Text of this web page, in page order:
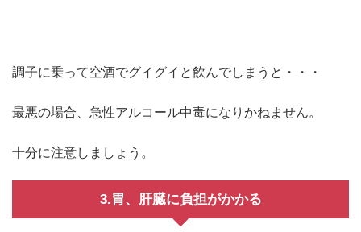
調子に乗って空酒でグイグイと飲んでしまうと・・・
最悪の場合、急性アルコール中毒になりかねません。
十分に注意しましょう。
3.胃、肝臓に負担がかかる